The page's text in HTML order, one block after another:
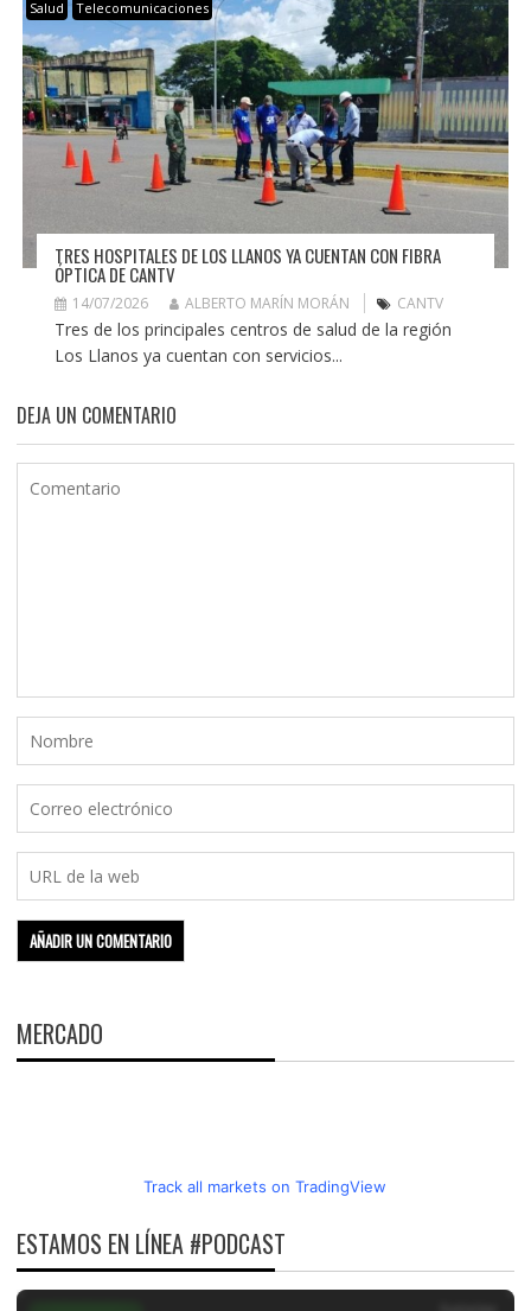
Salud Telecomunicaciones
TRES HOSPITALES DE LOS LLANOS YA CUENTAN CON FIBRA
ÓPTICA DE CANTV
14/07/2026 ALBERTO MARÍN MORÁN CANTV
Tres de los principales centros de salud de la región
Los Llanos ya cuentan con servicios...
DEJA UN COMENTARIO
MERCADO
Track all markets on TradingView
ESTAMOS EN LÍNEA #PODCAST